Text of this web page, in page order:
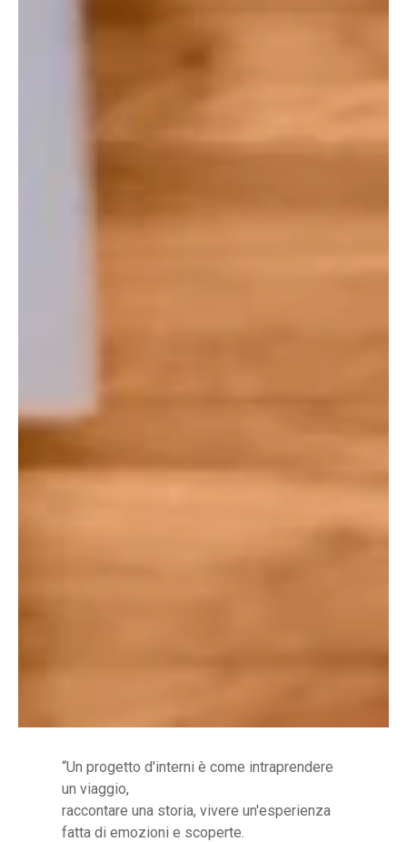
“Un progetto d'interni è come intraprendere
un viaggio,
raccontare una storia, vivere un'esperienza
fatta di emozioni e scoperte.